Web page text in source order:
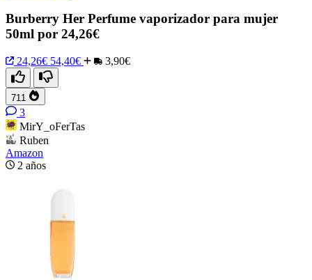
Burberry Her Perfume vaporizador para mujer
50ml por 24,26€
24,26€ 54,40€ 3,90€
711
3
MirY_oFerTas
Ruben
Amazon
2 años